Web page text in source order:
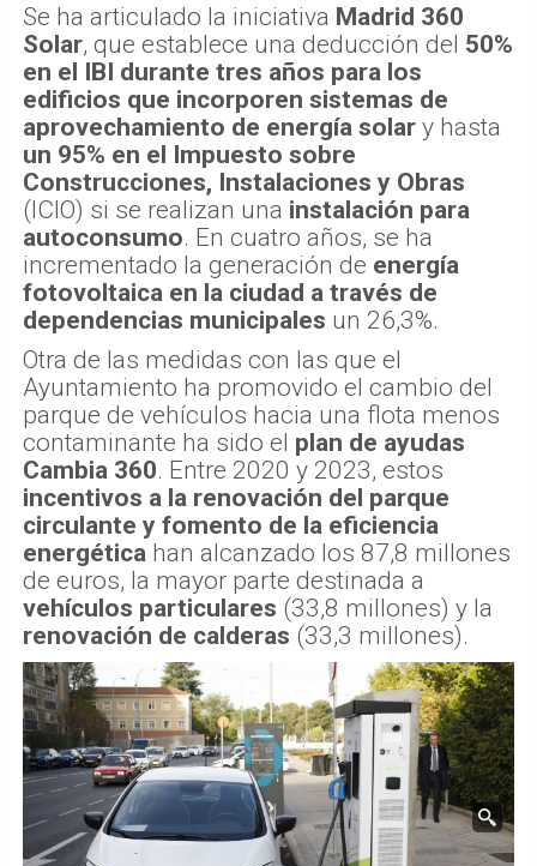
Se ha articulado la iniciativa Madrid 360
Solar, que establece una deducción del 50%
en el IBI durante tres años para los
edificios que incorporen sistemas de
aprovechamiento de energía solar y hasta
un 95% en el Impuesto sobre
Construcciones, Instalaciones y Obras
(ICIO) si se realizan una instalación para
autoconsumo. En cuatro años, se ha
incrementado la generación de energía
fotovoltaica en la ciudad a través de
dependencias municipales un 26,3%.
Otra de las medidas con las que el
Ayuntamiento ha promovido el cambio del
parque de vehículos hacia una flota menos
contaminante ha sido el plan de ayudas
Cambia 360. Entre 2020 y 2023, estos
incentivos a la renovación del parque
circulante y fomento de la eficiencia
energética han alcanzado los 87,8 millones
de euros, la mayor parte destinada a
vehículos particulares (33,8 millones) y la
renovación de calderas (33,3 millones).